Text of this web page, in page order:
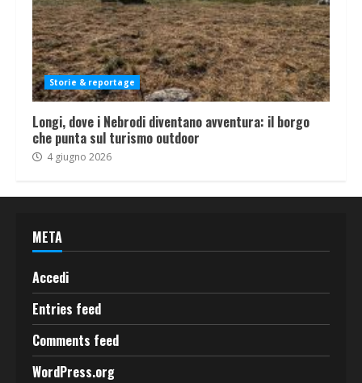
Storie & reportage
Longi, dove i Nebrodi diventano avventura: il borgo
che punta sul turismo outdoor
4 giugno 2026
META
Accedi
Entries feed
Comments feed
WordPress.org